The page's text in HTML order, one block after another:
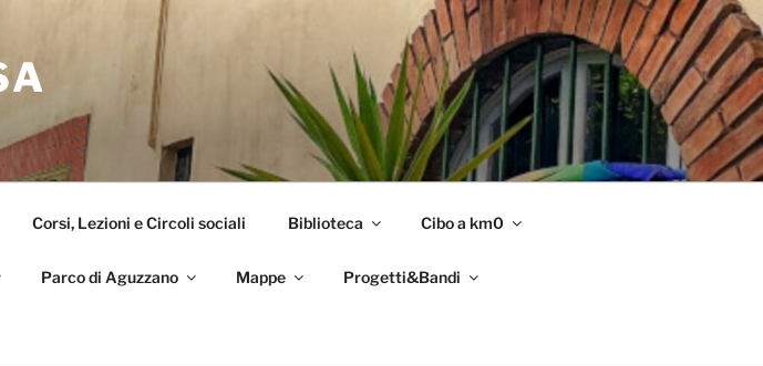
Corsi, Lezioni e Circoli sociali Biblioteca Cibo a km0
Parco di Aguzzano Mappe Progetti&Bandi